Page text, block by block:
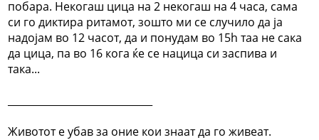
побара. Некогаш цица на 2 некогаш на 4 часа, сама
си го диктира ритамот, зошто ми се случило да ја
надојам во 12 часот, да и понудам во 15h таа не сака
да цица, па во 16 кога ќе се нацица си заспива и
така...
Животот е убав за оние кои знаат да го живеат.